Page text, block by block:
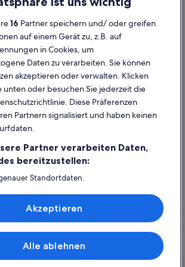
in Steyr
in Steyr
in Steyr
Steyr
in Steyr
Steyr
in Steyr
in Steyr
in Steyr
in Steyr
in Steyr
Kontakt
Melden von Inhalten
und Zeitrahmen
mit einer Gutschrift bei der Fluggesellschaft
ein Unternehmen der Expedia Group. Alle Rechte
und das Expedia-Logo sind Handelsmarken oder
16 Partner speichern und/ oder greifen
auf einem Gerät zu, z.B. auf
in Cookies, um
Daten zu verarbeiten. Sie können
akzeptieren oder verwalten. Klicken
unten oder besuchen Sie jederzeit die
Diese Präferenzen
Partnern signalisiert und haben keinen
Partner verarbeiten Daten,
bereitzustellen:
Standortdaten.
oder Zugriff auf Informationen auf einem
Werbung und Inhalte, Messung
und der Performance von Inhalten,
(Lieferanten)
Alle ablehnen
Akzeptieren